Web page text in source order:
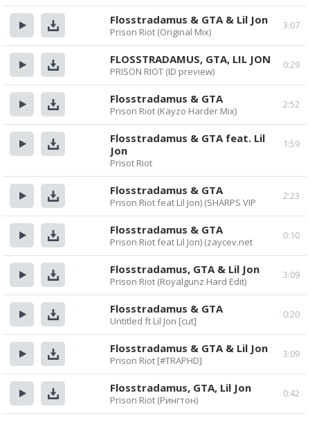
Прослушать
Скачать
3:07
Flosstradamus & GTA & Lil Jon
Prison Riot (Original Mix)
Прослушать
Скачать
0:29
FLOSSTRADAMUS, GTA, LIL JON
PRISON RIOT (ID preview)
Прослушать
Скачать
2:52
Flosstradamus & GTA
Prison Riot (Kayzo Harder Mix)
1:59
Flosstradamus & GTA feat. Lil
Jon
Prisot Riot
Прослушать
Скачать
2:23
Flosstradamus & GTA
Prison Riot feat Lil Jon) (SHARPS VIP
Прослушать
Скачать
0:10
Flosstradamus & GTA
Prison Riot feat Lil Jon) (zaycev.net
Прослушать
Скачать
3:09
Flosstradamus, GTA & Lil Jon
Prison Riot (Royalgunz Hard Edit)
Прослушать
Скачать
0:20
Flosstradamus & GTA
Untitled ft Lil Jon [cut]
Прослушать
Скачать
3:09
Flosstradamus & GTA & Lil Jon
Prison Riot [#TRAPHD]
Прослушать
Скачать
0:42
Flosstradamus, GTA, Lil Jon
Prison Riot (Рингтон)